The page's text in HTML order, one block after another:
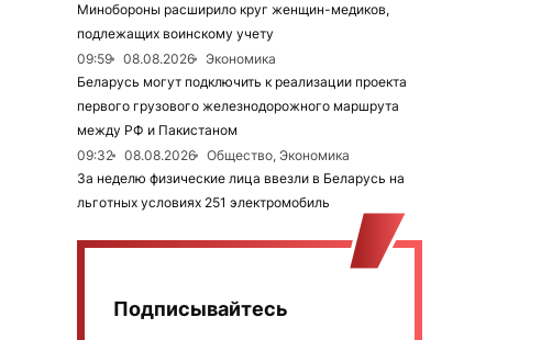
Минобороны расширило круг женщин-медиков,
подлежащих воинскому учету
09:59
08.08.2026
Экономика
Беларусь могут подключить к реализации проекта
первого грузового железнодорожного маршрута
между РФ и Пакистаном
09:32
08.08.2026
Общество, Экономика
За неделю физические лица ввезли в Беларусь на
льготных условиях 251 электромобиль
Подписывайтесь